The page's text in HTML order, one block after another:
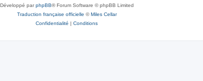
Développé parphpBB® Forum Software © phpBB Limited
Traduction française officielle ©Miles Cellar
Confidentialité | Conditions